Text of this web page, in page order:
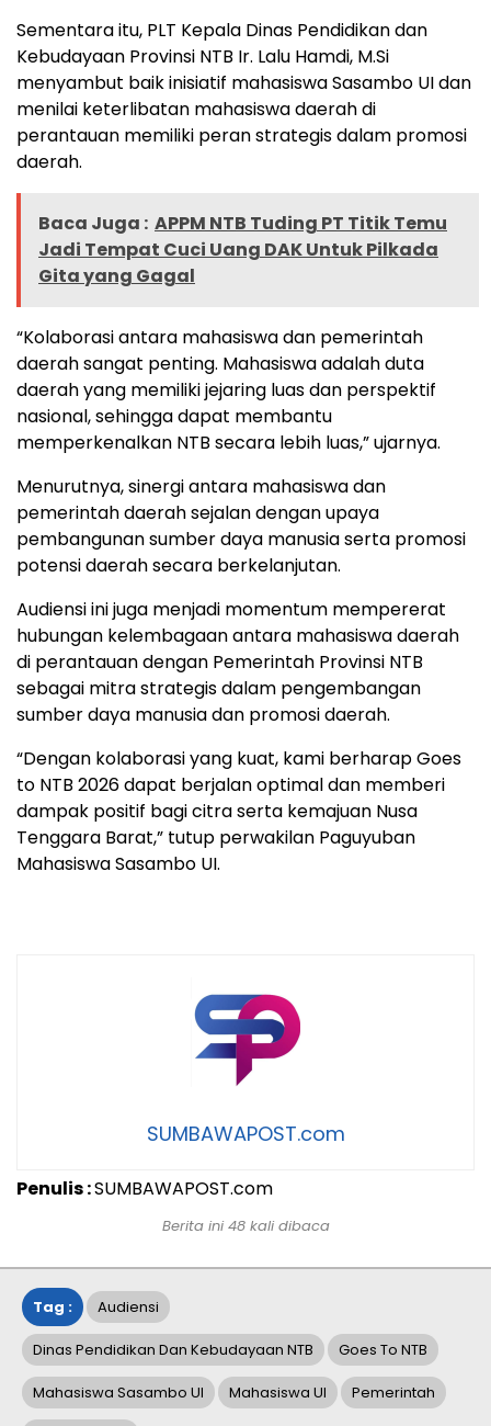
Sementara itu, PLT Kepala Dinas Pendidikan dan
Kebudayaan Provinsi NTB Ir. Lalu Hamdi, M.Si
menyambut baik inisiatif mahasiswa Sasambo UI dan
menilai keterlibatan mahasiswa daerah di
perantauan memiliki peran strategis dalam promosi
daerah.
Baca Juga : APPM NTB Tuding PT Titik Temu
Jadi Tempat Cuci Uang DAK Untuk Pilkada
Gita yang Gagal
“Kolaborasi antara mahasiswa dan pemerintah
daerah sangat penting. Mahasiswa adalah duta
daerah yang memiliki jejaring luas dan perspektif
nasional, sehingga dapat membantu
memperkenalkan NTB secara lebih luas,” ujarnya.
Menurutnya, sinergi antara mahasiswa dan
pemerintah daerah sejalan dengan upaya
pembangunan sumber daya manusia serta promosi
potensi daerah secara berkelanjutan.
Audiensi ini juga menjadi momentum mempererat
hubungan kelembagaan antara mahasiswa daerah
di perantauan dengan Pemerintah Provinsi NTB
sebagai mitra strategis dalam pengembangan
sumber daya manusia dan promosi daerah.
“Dengan kolaborasi yang kuat, kami berharap Goes
to NTB 2026 dapat berjalan optimal dan memberi
dampak positif bagi citra serta kemajuan Nusa
Tenggara Barat,” tutup perwakilan Paguyuban
Mahasiswa Sasambo UI.
SUMBAWAPOST.com
Penulis :SUMBAWAPOST.com
Berita ini 48 kali dibaca
Tag : Audiensi
Dinas Pendidikan Dan Kebudayaan NTB Goes To NTB
Mahasiswa Sasambo UI Mahasiswa UI Pemerintah